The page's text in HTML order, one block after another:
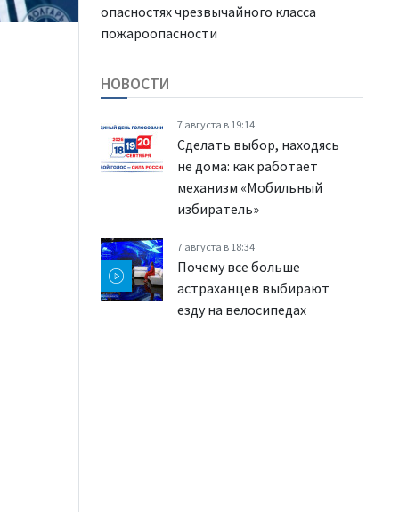
опасностях чрезвычайного класса
пожароопасности
НОВОСТИ
7 августа в 19:14
Сделать выбор, находясь
не дома: как работает
механизм «Мобильный
избиратель»
7 августа в 18:34
Почему все больше
астраханцев выбирают
езду на велосипедах